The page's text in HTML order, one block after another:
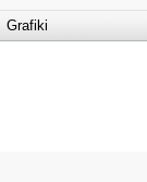
Grafiki